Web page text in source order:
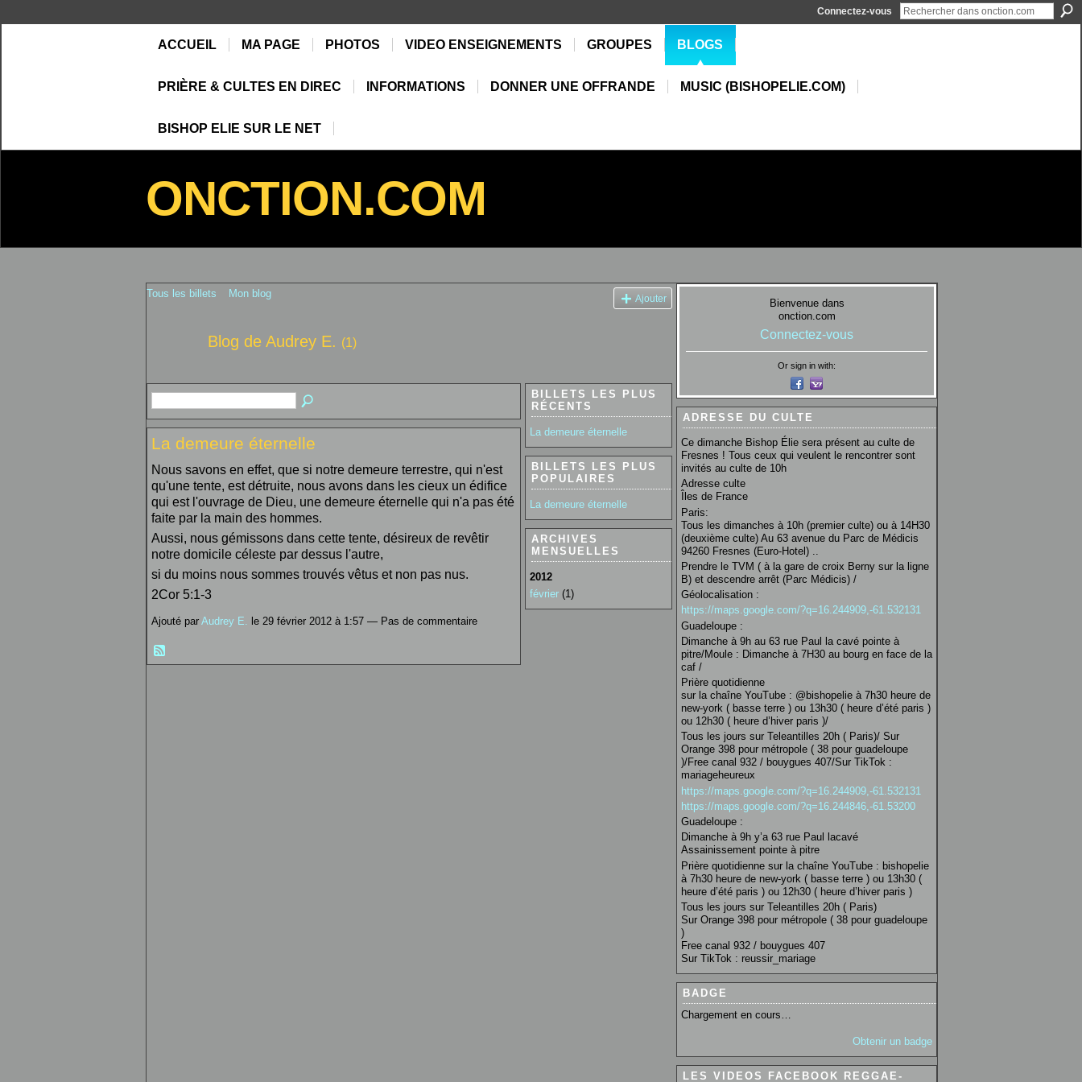
Connectez-vous
ACCUEIL MA PAGE PHOTOS VIDEO ENSEIGNEMENTS GROUPES BLOGS
PRIÈRE & CULTES EN DIREC INFORMATIONS DONNER UNE OFFRANDE MUSIC (BISHOPELIE.COM)
BISHOP ELIE SUR LE NET
ONCTION.COM
Tous les billets Mon blog Ajouter
Blog de Audrey E. (1)
La demeure éternelle
Nous savons en effet, que si notre demeure terrestre, qui n'est
qu'une tente, est détruite, nous avons dans les cieux un édifice
qui est l'ouvrage de Dieu, une demeure éternelle qui n'a pas été
faite par la main des hommes.
Aussi, nous gémissons dans cette tente, désireux de revêtir
notre domicile céleste par dessus l'autre,
si du moins nous sommes trouvés vêtus et non pas nus.
2Cor 5:1-3
Ajouté par Audrey E. le 29 février 2012 à 1:57 — Pas de commentaire
BILLETS LES PLUS
RÉCENTS
La demeure éternelle
BILLETS LES PLUS
POPULAIRES
La demeure éternelle
ARCHIVES
MENSUELLES
2012
février (1)
Bienvenue dans
onction.com
Connectez-vous
Or sign in with:
ADRESSE DU CULTE
Ce dimanche Bishop Élie sera présent au culte de
Fresnes ! Tous ceux qui veulent le rencontrer sont
invités au culte de 10h
Adresse culte
Îles de France
Paris:
Tous les dimanches à 10h (premier culte) ou à 14H30
(deuxième culte) Au 63 avenue du Parc de Médicis
94260 Fresnes (Euro-Hotel) ..
Prendre le TVM ( à la gare de croix Berny sur la ligne
B) et descendre arrêt (Parc Médicis) /
Géolocalisation :
https://maps.google.com/?q=16.244909,-61.532131
Guadeloupe :
Dimanche à 9h au 63 rue Paul la cavé pointe à
pitre/Moule : Dimanche à 7H30 au bourg en face de la
caf /
Prière quotidienne
sur la chaîne YouTube : @bishopelie à 7h30 heure de
new-york ( basse terre ) ou 13h30 ( heure d’été paris )
ou 12h30 ( heure d’hiver paris )/
Tous les jours sur Teleantilles 20h ( Paris)/ Sur
Orange 398 pour métropole ( 38 pour guadeloupe
)/Free canal 932 / bouygues 407/Sur TikTok :
mariageheureux
https://maps.google.com/?q=16.244909,-61.532131
https://maps.google.com/?q=16.244846,-61.53200
Guadeloupe :
Dimanche à 9h y’a 63 rue Paul lacavé
Assainissement pointe à pitre
Prière quotidienne sur la chaîne YouTube : bishopelie
à 7h30 heure de new-york ( basse terre ) ou 13h30 (
heure d’été paris ) ou 12h30 ( heure d’hiver paris )
Tous les jours sur Teleantilles 20h ( Paris)
Sur Orange 398 pour métropole ( 38 pour guadeloupe
)
Free canal 932 / bouygues 407
Sur TikTok : reussir_mariage
BADGE
Chargement en cours…
Obtenir un badge
LES VIDEOS FACEBOOK REGGAE-